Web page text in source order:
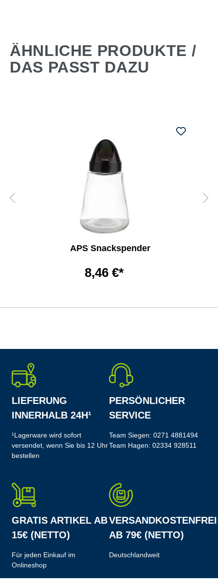
ÄHNLICHE PRODUKTE /
DAS PASST DAZU
APS Snackspender
8,46 €*
LIEFERUNG
INNERHALB 24H¹
¹Lagerware wird sofort
versendet, wenn Sie bis 12 Uhr
bestellen
PERSÖNLICHER
SERVICE
Team Siegen: 0271 4881494
Team Hagen: 02334 928511
GRATIS ARTIKEL AB
15€ (NETTO)
Für jeden Einkauf im
Onlineshop
VERSANDKOSTENFREI
AB 79€ (NETTO)
Deutschlandweit